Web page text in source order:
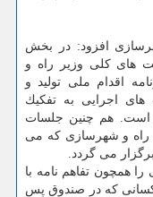
افزود: در بخش
های كلی وزیر راه و
اقدام ملی تولید و
های اجرایی به تفكیك
هم چنین جلسات
راه و شهرسازی كه می
می گردد.
را همچون تفاهم نامه با
كسانی كه در صندوق پس